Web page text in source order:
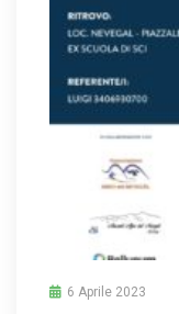
6 Aprile 2023